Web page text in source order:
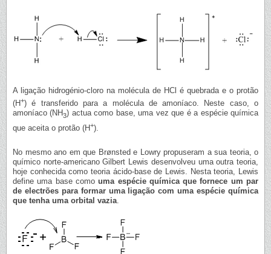
A ligação hidrogénio-cloro na molécula de HCl é quebrada e o protão
(H+) é transferido para a molécula de amoníaco. Neste caso, o
amoníaco (NH3) actua como base, uma vez que é a espécie química
que aceita o protão (H+).
No mesmo ano em que Brønsted e Lowry propuseram a sua teoria, o
químico norte-americano Gilbert Lewis desenvolveu uma outra teoria,
hoje conhecida como teoria ácido-base de Lewis. Nesta teoria, Lewis
define uma base comouma espécie química que fornece um par
de electrões para formar uma ligação com uma espécie química
que tenha uma orbital vazia.